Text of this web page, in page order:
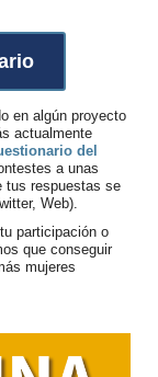
en algún proyecto
actualmente
del
a unas
tus respuestas se
Web).
participación o
que conseguir
mujeres